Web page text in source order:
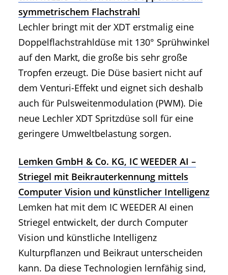
symmetrischem Flachstrahl
Lechler bringt mit der XDT erstmalig eine
Doppelflachstrahldüse mit 130° Sprühwinkel
auf den Markt, die große bis sehr große
Tropfen erzeugt. Die Düse basiert nicht auf
dem Venturi-Effekt und eignet sich deshalb
auch für Pulsweitenmodulation (PWM). Die
neue Lechler XDT Spritzdüse soll für eine
geringere Umweltbelastung sorgen.
Lemken GmbH & Co. KG, IC WEEDER AI –
Striegel mit Beikrauterkennung mittels
Computer Vision und künstlicher Intelligenz
Lemken hat mit dem IC WEEDER AI einen
Striegel entwickelt, der durch Computer
Vision und künstliche Intelligenz
Kulturpflanzen und Beikraut unterscheiden
kann. Da diese Technologien lernfähig sind,